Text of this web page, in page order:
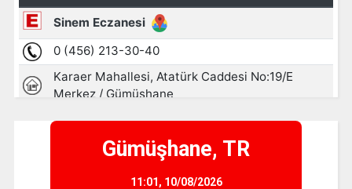
Gümüşhane, TR
11:01, 10/08/2026